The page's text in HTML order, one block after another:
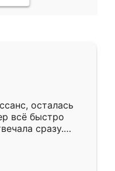
осталась
всё быстро
сразу.
подошёл к
Собрали
даже